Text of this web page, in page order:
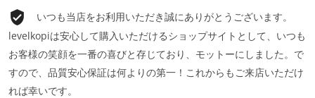
いつも当店をお利用いただき誠にありがとうございます。
levelkopiは安心して購入いただけるショップサイトとして、いつも
お客様の笑顔を一番の喜びと存じており、モットーにしました。で
すので、品質安心保証は何よりの第一！これからもご来店いただけ
れば幸いです。